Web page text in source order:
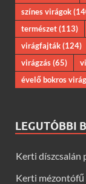
színes virágok
természet(113)
virágfajták(124)
virágzás(65)
évelő bokros
LEGUTÓBBI
Kerti díszcsalán
Kerti mézontófű